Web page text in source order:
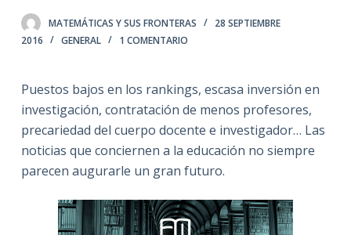
o
e
n
d
o
MATEMÁTICAS Y SUS FRONTERAS
28 SEPTIEMBRE
2016
GENERAL 1 COMENTARIO
Puestos bajos en los rankings, escasa inversión en
investigación, contratación de menos profesores,
precariedad del cuerpo docente e investigador… Las
noticias que conciernen a la educación no siempre
parecen augurarle un gran futuro.